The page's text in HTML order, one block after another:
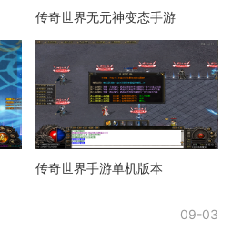
传奇世界无元神变态手游
传奇世界手游单机版本
09-03